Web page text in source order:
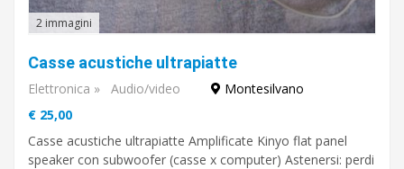
2 immagini
Casse acustiche ultrapiatte
Elettronica » Audio/video
Montesilvano
€ 25,00
Casse acustiche ultrapiatte Amplificate Kinyo flat panel
speaker con subwoofer (casse x computer) Astenersi: perdi